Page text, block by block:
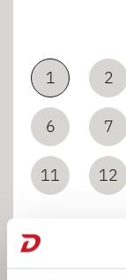
1 2
6 7
11 12